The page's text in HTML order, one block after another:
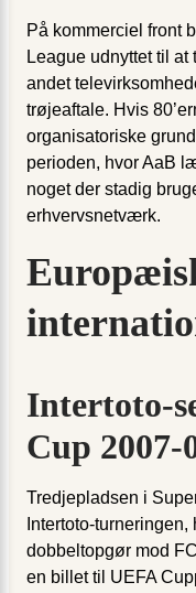
På kommerciel front
League udnyttet til
andet
trøjeaftale. Hvis
organisatoriske
perioden, hvor AaB
noget der stadig
erhvervsnetværk.
Intertoto-
Cup 2007-
Tredjepladsen i
Intertoto-
dobbeltopgør mod
en billet til UEFA